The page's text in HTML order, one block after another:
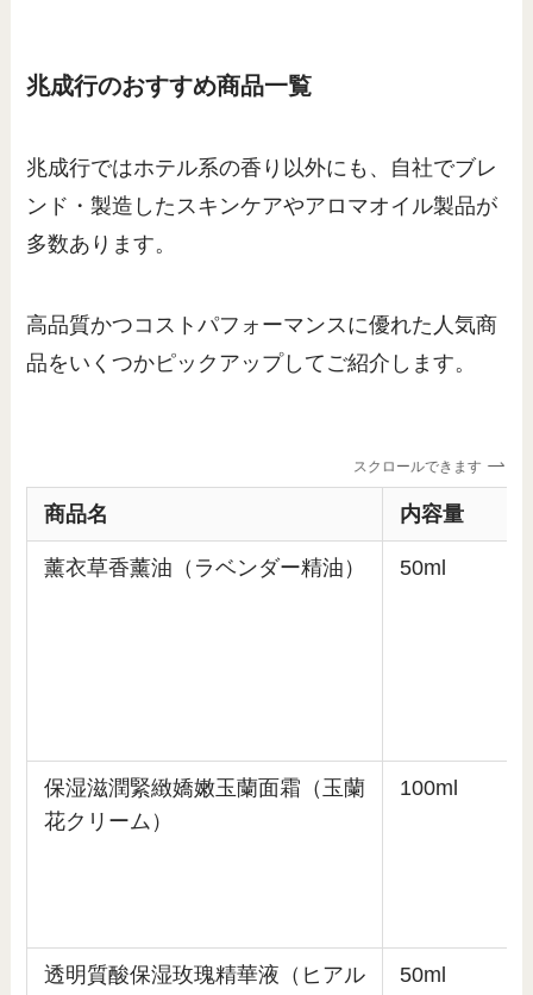
兆成行のおすすめ商品一覧
兆成行ではホテル系の香り以外にも、自社でブレ
ンド・製造したスキンケアやアロマオイル製品が
多数あります。
高品質かつコストパフォーマンスに優れた人気商
品をいくつかピックアップしてご紹介します。
スクロールできます
商品名 内容量
薰衣草香薰油（ラベンダー精油） 50ml
保湿滋潤緊緻嬌嫩玉蘭面霜（玉蘭
花クリーム）
100ml
透明質酸保湿玫瑰精華液（ヒアル
50ml